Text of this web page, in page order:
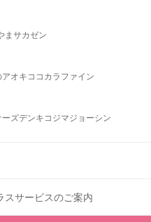
ま サカゼン
オキ ココカラファイン
ーズデンキコジマジョーシン
スサービスのご案内